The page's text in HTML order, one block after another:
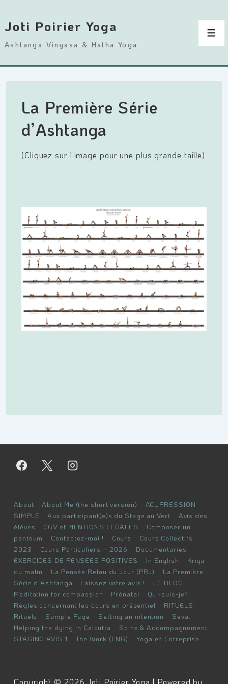
passer
contenu
principal
Joti Poirier Yoga
Ashtanga Vinyasa & Hatha Yoga
La Première Série
d’Ashtanga
(Cliquez sur l’image pour une plus grande taille)
Menu
du
bas
de
page
About About Me (the short version)
ACUPRESSION
SIMPLE
Aux participant(e)s du Stage au Vert
Avis des
élèves
CGV et MENTIONS LEGALES
Composer un
pantoum
Contactez-moi ! Cours
Cours Collectifs
2023
Cours Particuliers – 2026
Documentaries
EXERCICES DE PENSEES POSITIVES
In English
Kriya
du matin
La Pensée Relou du Jour (PRJ)
La Première
Série d’Ashtanga
Laissez votre avis !
LE BLOG
Meditation for compassion
Prénatal
Qui-suis-je?
Règles concernant les cours en présentiel
RITUELS
Rituels
Sample Page Setting an intention
Seva:
Helping the dying in Calcutta
Soins & Accompagnement
STAGING AVIS 1
The Work (ENG) Yoga en Entreprise
Copyright © 2026 Joti Poirier Yoga | Powered by